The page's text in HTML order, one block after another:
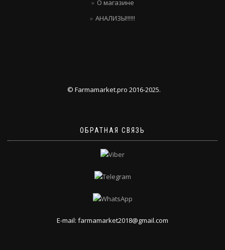
О магазине
АНАЛИЗЫ!!!!!!
© Farmamarket.pro 2016-2025.
ОБРАТНАЯ СВЯЗЬ
E-mail: farmamarket2018@gmail.com